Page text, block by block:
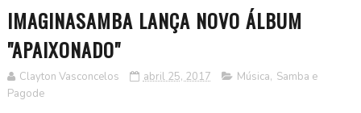
IMAGINASAMBA LANÇA NOVO ÁLBUM
"APAIXONADO"
Clayton Vasconcelos abril 25, 2017 Música, Samba e
Pagode